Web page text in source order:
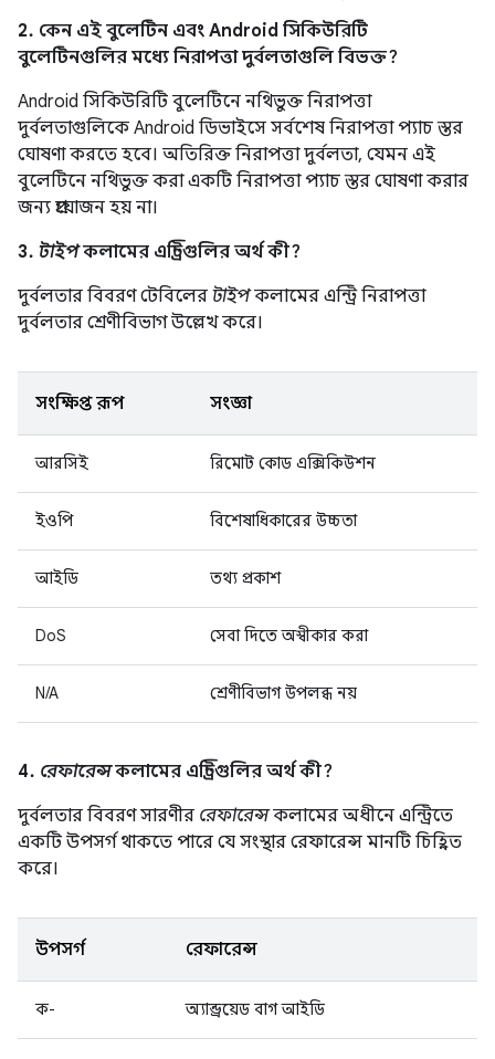
2. কেন এই বুলেটিন এবং Android সিকিউরিটি
বুলেটিনগুলির মধ্যে নিরাপত্তা দুর্বলতাগুলি বিভক্ত?
Android সিকিউরিটি বুলেটিনে নথিভুক্ত নিরাপত্তা
দুর্বলতাগুলিকে Android ডিভাইসে সর্বশেষ নিরাপত্তা প্যাচ স্তর
ঘোষণা করতে হবে। অতিরিক্ত নিরাপত্তা দুর্বলতা, যেমন এই
বুলেটিনে নথিভুক্ত করা একটি নিরাপত্তা প্যাচ স্তর ঘোষণা করার
জন্য প্রয়োজন হয় না।
3. টাইপকলামের এন্ট্রিগুলির অর্থ কী?
দুর্বলতার বিবরণ টেবিলের টাইপকলামের এন্ট্রি নিরাপত্তা
দুর্বলতার শ্রেণীবিভাগ উল্লেখ করে।
সংক্ষিপ্ত রূপ সংজ্ঞা
আরসিই রিমোট কোড এক্সিকিউশন
ইওপি বিশেষাধিকারের উচ্চতা
আইডি তথ্য প্রকাশ
DoS সেবা দিতে অস্বীকার করা
N/A শ্রেণীবিভাগ উপলব্ধ নয়
4. রেফারেন্সকলামের এন্ট্রিগুলির অর্থ কী?
দুর্বলতার বিবরণ সারণীর রেফারেন্সকলামের অধীনে এন্ট্রিতে
একটি উপসর্গ থাকতে পারে যে সংস্থার রেফারেন্স মানটি চিহ্নিত
করে।
উপসর্গ রেফারেন্স
ক- অ্যান্ড্রয়েড বাগ আইডি